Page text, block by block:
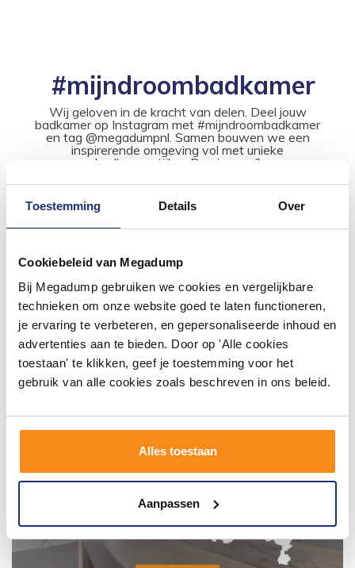
Toestemming Details Over
Cookiebeleid van Megadump
Bij Megadump gebruiken we cookies en vergelijkbare
technieken om onze website goed te laten functioneren,
je ervaring te verbeteren, en gepersonaliseerde inhoud en
advertenties aan te bieden. Door op 'Alle cookies
toestaan' te klikken, geef je toestemming voor het
gebruik van alle cookies zoals beschreven in ons beleid.
Alles toestaan
Aanpassen
#mijndroombadkamer
Wij geloven in de kracht van delen. Deel jouw
badkamer op Instagram met #mijndroombadkamer
en tag @megadumpnl. Samen bouwen we een
inspirerende omgeving vol met unieke
badkamerstijlen. Doe je mee?